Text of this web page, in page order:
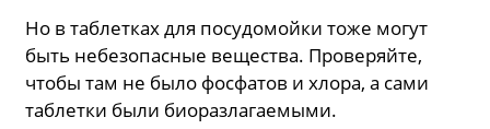
Но в таблетках для посудомойки тоже могут
быть небезопасные вещества. Проверяйте,
чтобы там не было фосфатов и хлора, а сами
таблетки были биоразлагаемыми.